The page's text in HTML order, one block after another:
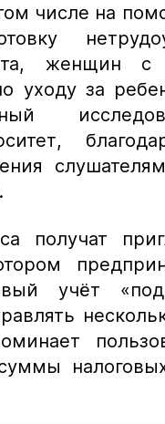
числе на
женщин
уходу за
получат
учёт